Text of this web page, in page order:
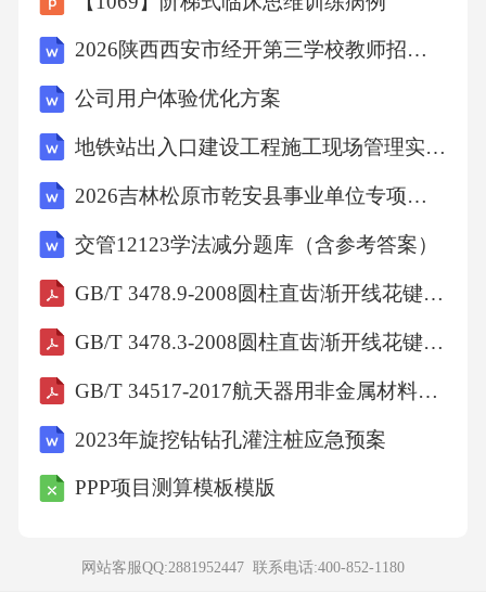
B、智
D、美
【答案】：A德是人才素质的灵魂。故选A。
考点：职业道德与职业素质7、父子两人在雪地
点，一步一个脚印，走得既直又快;儿子看着自
己走的每一步，走一步回头看一直，结果又慢
又弯曲。这段文字是要说明（）
A、如果只盯着过程，就会忘记目标
B、过于小心谨慎，反倒会影响效果
2026陕西西安市经开第三学校教师招聘备考题库参考答案详解
公司用户体验优化方案
地铁站出入口建设工程施工现场管理实施方案
2026吉林松原市乾安县事业单位专项招聘普通高校毕业生2人备考题库及一套答案详解
交管12123学法减分题库（含参考答案）
GB/T 3478.9-2008圆柱直齿渐开线花键(米制模数齿侧配合)第9部分：量棒
GB/T 3478.3-2008圆柱直齿渐开线花键(米制模数齿侧配合)第3部分: 37.5°压力角尺寸表
GB/T 34517-2017航天器用非金属材料真空出气评价方法
2023年旋挖钻钻孔灌注桩应急预案
PPP项目测算模板模版
网站客服QQ:2881952447 联系电话:400-852-1180